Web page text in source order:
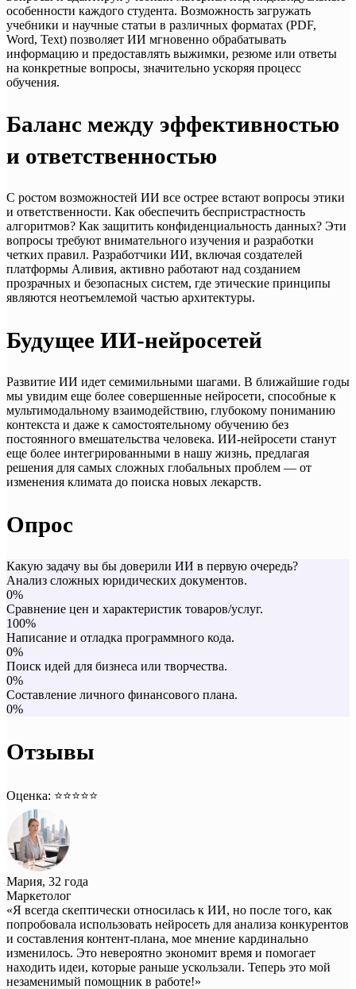
особенности каждого студента. Возможность загружать
учебники и научные статьи в различных форматах (PDF,
Word, Text) позволяет ИИ мгновенно обрабатывать
информацию и предоставлять выжимки, резюме или ответы
на конкретные вопросы, значительно ускоряя процесс
обучения.
Баланс между эффективностью
и ответственностью
С ростом возможностей ИИ все острее встают вопросы этики
и ответственности. Как обеспечить беспристрастность
алгоритмов? Как защитить конфиденциальность данных? Эти
вопросы требуют внимательного изучения и разработки
четких правил. Разработчики ИИ, включая создателей
платформы Аливия, активно работают над созданием
прозрачных и безопасных систем, где этические принципы
являются неотъемлемой частью архитектуры.
Будущее ИИ-нейросетей
Развитие ИИ идет семимильными шагами. В ближайшие годы
мы увидим еще более совершенные нейросети, способные к
мультимодальному взаимодействию, глубокому пониманию
контекста и даже к самостоятельному обучению без
постоянного вмешательства человека. ИИ-нейросети станут
еще более интегрированными в нашу жизнь, предлагая
решения для самых сложных глобальных проблем — от
изменения климата до поиска новых лекарств.
Опрос
Какую задачу вы бы доверили ИИ в первую очередь?
Анализ сложных юридических документов.
0%
Сравнение цен и характеристик товаров/услуг.
100%
Написание и отладка программного кода.
0%
Поиск идей для бизнеса или творчества.
0%
Составление личного финансового плана.
0%
Отзывы
Оценка: ⭐️⭐️⭐️⭐️⭐️
Мария, 32 года
Маркетолог
«Я всегда скептически относилась к ИИ, но после того, как
попробовала использовать нейросеть для анализа конкурентов
и составления контент-плана, мое мнение кардинально
изменилось. Это невероятно экономит время и помогает
находить идеи, которые раньше ускользали. Теперь это мой
незаменимый помощник в работе!»